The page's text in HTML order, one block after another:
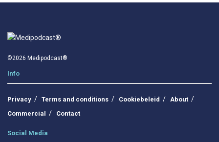
©2026 Medipodcast®
Info
Privacy Terms and conditions Cookiebeleid
About
Commercial
Contact
Social Media